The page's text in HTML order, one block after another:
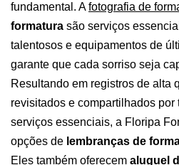
fundamental. Afotografia de
formatura são serviços
talentosos e equipamentos de
garante que cada sorriso seja
Resultando em registros de alta
revisitados e compartilhados por
serviços essenciais, a Floripa
opções de lembranças de
Eles também oferecem aluguel